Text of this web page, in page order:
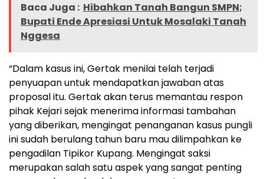
Baca Juga : Hibahkan Tanah Bangun SMPN;
Bupati Ende Apresiasi Untuk Mosalaki Tanah
Nggesa
“Dalam kasus ini, Gertak menilai telah terjadi
penyuapan untuk mendapatkan jawaban atas
proposal itu. Gertak akan terus memantau respon
pihak Kejari sejak menerima informasi tambahan
yang diberikan, mengingat penanganan kasus pungli
ini sudah berulang tahun baru mau dilimpahkan ke
pengadilan Tipikor Kupang. Mengingat saksi
merupakan salah satu aspek yang sangat penting